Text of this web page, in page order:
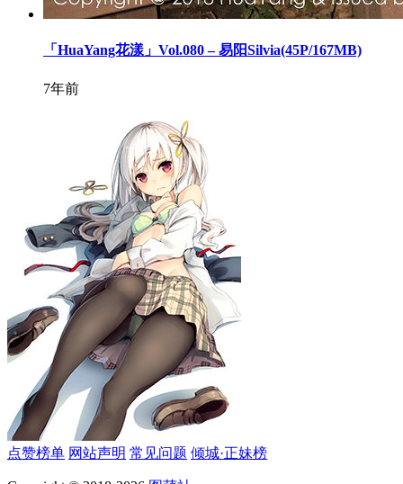
「HuaYang花漾」Vol.080 – 易阳Silvia(45P/167MB)
7年前
点赞榜单 网站声明 常见问题 倾城·正妹榜